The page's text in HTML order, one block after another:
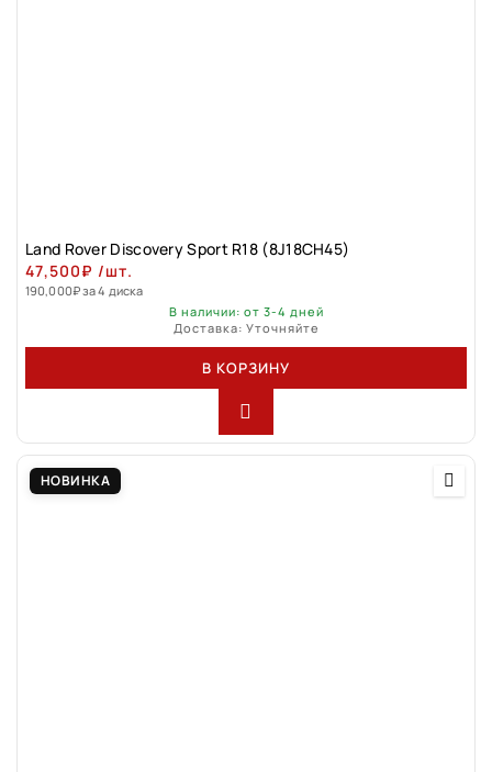
Land Rover Discovery Sport R18 (8J18CH45)
47,500₽ /шт.
190,000₽за 4 диска
В наличии: от 3-4 дней
Доставка: Уточняйте
В КОРЗИНУ
НОВИНКА